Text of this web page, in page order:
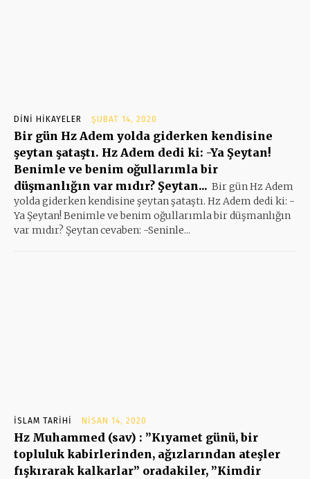
DINI HIKAYELER ŞUBAT 14, 2020
Bir gün Hz Adem yolda giderken kendisine
şeytan şataştı. Hz Adem dedi ki: -Ya Şeytan!
Benimle ve benim oğullarımla bir
düşmanlığın var mıdır? Şeytan... Bir gün Hz Adem
yolda giderken kendisine şeytan şataştı. Hz Adem dedi ki: -
Ya Şeytan! Benimle ve benim oğullarımla bir düşmanlığın
var mıdır? Şeytan cevaben: -Seninle...
İSLAM TARIHI NISAN 14, 2020
Hz Muhammed (sav) : ”Kıyamet günü, bir
topluluk kabirlerinden, ağızlarından ateşler
fışkırarak kalkarlar” oradakiler, ”Kimdir